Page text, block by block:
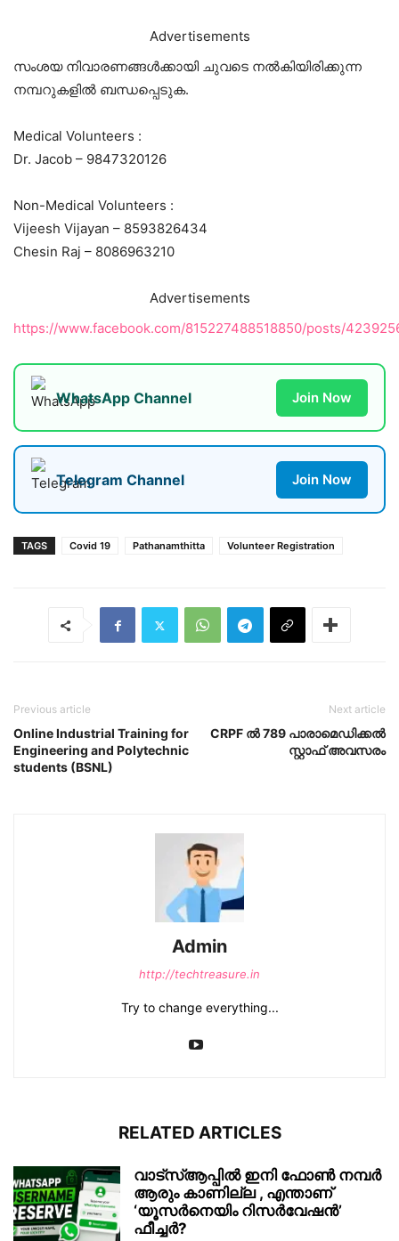
Advertisements
സംശയ നിവാരണങ്ങൾക്കായി ചുവടെ നൽകിയിരിക്കുന്ന
നമ്പറുകളിൽ ബന്ധപ്പെടുക.
Medical Volunteers :
Dr. Jacob – 9847320126
Non-Medical Volunteers :
Vijeesh Vijayan – 8593826434
Chesin Raj – 8086963210
Advertisements
https://www.facebook.com/815227488518850/posts/
WhatsApp Channel Join Now
Telegram Channel Join Now
TAGS Covid 19 Pathanamthitta Volunteer Registration
Previous article
Online Industrial Training for
Engineering and Polytechnic
students (BSNL)
Next article
CRPF ൽ 789 പാരാമെഡിക്കൽ
സ്റ്റാഫ് അവസരം
Admin
http://techtreasure.in
Try to change everything...
RELATED ARTICLES
വാട്‌സ്ആപ്പിൽ ഇനി ഫോൺ നമ്പർ
ആരും കാണില്ല , എന്താണ്
‘യൂസർനെയിം റിസർവേഷൻ’
ഫീച്ചർ?